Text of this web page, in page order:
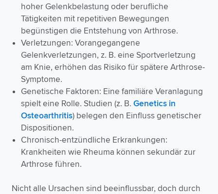
hoher Gelenkbelastung oder berufliche
Tätigkeiten mit repetitiven Bewegungen
begünstigen die Entstehung von Arthrose.
Verletzungen: Vorangegangene
Gelenkverletzungen, z. B. eine Sportverletzung
am Knie, erhöhen das Risiko für spätere Arthrose-
Symptome.
Genetische Faktoren: Eine familiäre Veranlagung
spielt eine Rolle. Studien (z. B.Genetics in
Osteoarthritis) belegen den Einfluss genetischer
Dispositionen.
Chronisch-entzündliche Erkrankungen:
Krankheiten wie Rheuma können sekundär zur
Arthrose führen.
Nicht alle Ursachen sind beeinflussbar, doch durch